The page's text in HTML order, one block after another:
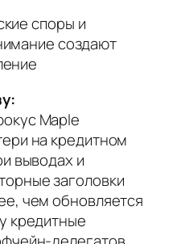
споры и
создают
Maple
на кредитном
выводах и
заголовки
чем обновляется
кредитные